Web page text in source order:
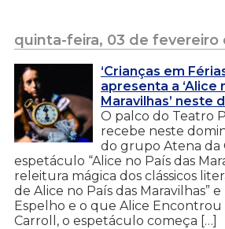
quinta-feira, 03 de fevereiro
‘Crianças em
apresenta a ‘Alice
Maravilhas’ neste
O palco do Teatro
recebe neste
do grupo Atena da
espetáculo “Alice no País das
releitura mágica dos clássicos
de Alice no País das Maravilhas” e
Espelho e o que Alice Encontrou
Carroll, o espetáculo começa […]